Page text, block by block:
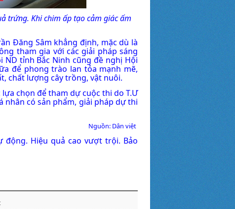
trứng. Khi chim ấp tạo cảm giác ấm
Đăng Sâm khẳng định, mặc dù là
tham gia với các giải pháp sáng
tỉnh Bắc Ninh cũng đề nghị Hội
để phong trào lan tỏa mạnh mẽ,
chất lượng cây trồng, vật nuôi.
chọn để tham dự cuộc thi do T.Ư
nhân có sản phẩm, giải pháp dự thi
Nguồn: Dân việt
Hiệu quả cao vượt trội. Bảo